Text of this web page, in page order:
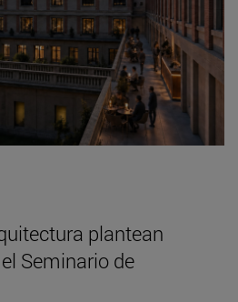
plantean
Seminario de